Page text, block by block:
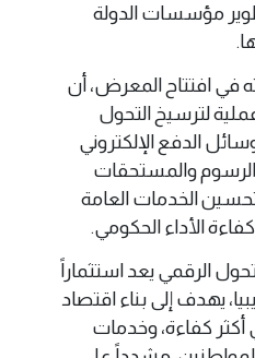
مؤسسات الدولة
في افتتاح المعرض، أن
لترسيخ التحول
الدفع الإلكتروني
والمستحقات
الخدمات العامة
الأداء الحكومي.
الرقمي يعد استثماراً
يهدف إلى بناء اقتصاد
أكثر كفاءة، وخدمات